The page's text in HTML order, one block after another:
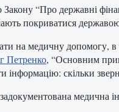
“Про державні
покриватися
на медичну допомогу,
Петренко, “Основним
інформацію: скільки
медична